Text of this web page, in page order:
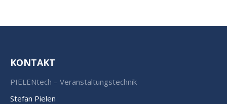
KONTAKT
PIELENtech – Veranstaltungstechnik
Stefan Pielen